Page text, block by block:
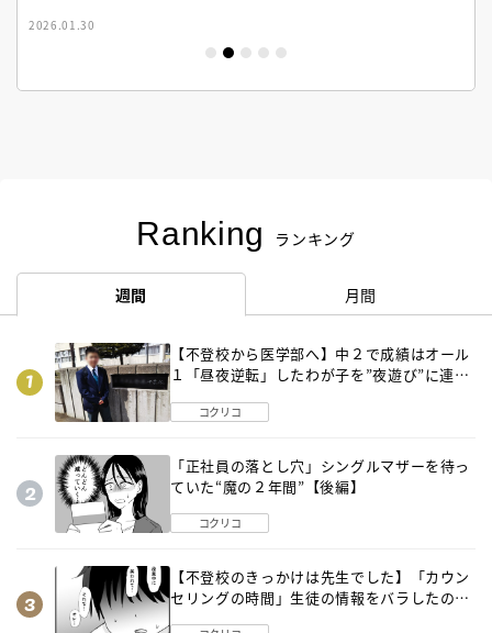
2026.01.30
Ranking ランキング
週間 月間
【不登校から医学部へ】中２で成績はオール
１「昼夜逆転」したわが子を”夜遊び”に連れ
コクリコ
「正社員の落とし穴」シングルマザーを待っ
ていた“魔の２年間”【後編】
コクリコ
【不登校のきっかけは先生でした】「カウン
セリングの時間」生徒の情報をバラしたの